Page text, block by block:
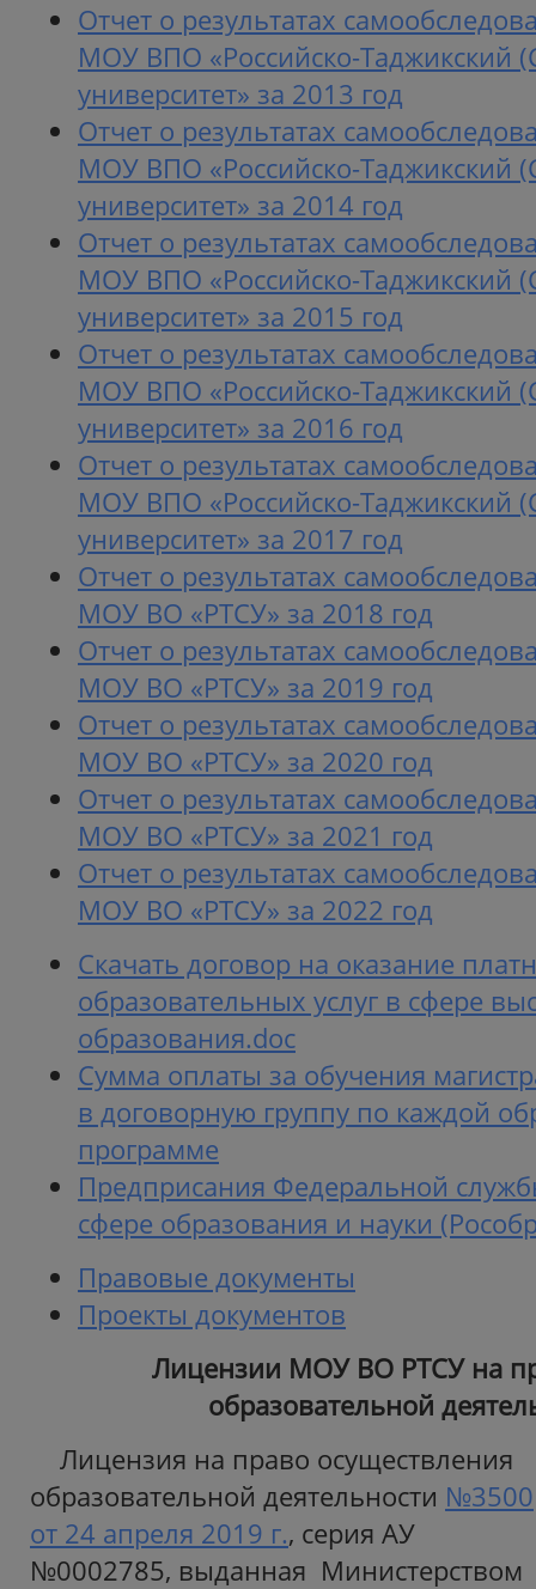
Отчет о результатах
МОУ ВПО «Российско-Таджикский
университет» за 2013 год
Отчет о результатах
МОУ ВПО «Российско-Таджикский
университет» за 2014 год
Отчет о результатах
МОУ ВПО «Российско-Таджикский
университет» за 2015 год
Отчет о результатах
МОУ ВПО «Российско-Таджикский
университет» за 2016 год
Отчет о результатах
МОУ ВПО «Российско-Таджикский
университет» за 2017 год
Отчет о результатах
МОУ ВО «РТСУ» за 2018 год
Отчет о результатах
МОУ ВО «РТСУ» за 2019 год
Отчет о результатах
МОУ ВО «РТСУ» за 2020 год
Отчет о результатах
МОУ ВО «РТСУ» за 2021 год
Отчет о результатах
МОУ ВО «РТСУ» за 2022 год
Скачать договор на оказание
образовательных услуг в сфере
образования.doc
Сумма оплаты за обучения
в договорную группу по каждой
программе
Предприсания Федеральной
сфере образования и науки
Правовые документы
Проекты документов
Лицензии МОУ ВО РТСУ на
образовательной
Лицензия на право осуществления
образовательной деятельности №3500
от 24 апреля 2019 г., серия АУ
№0002785, выданная Министерством